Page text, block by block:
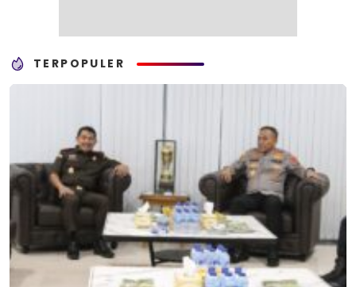
TERPOPULER